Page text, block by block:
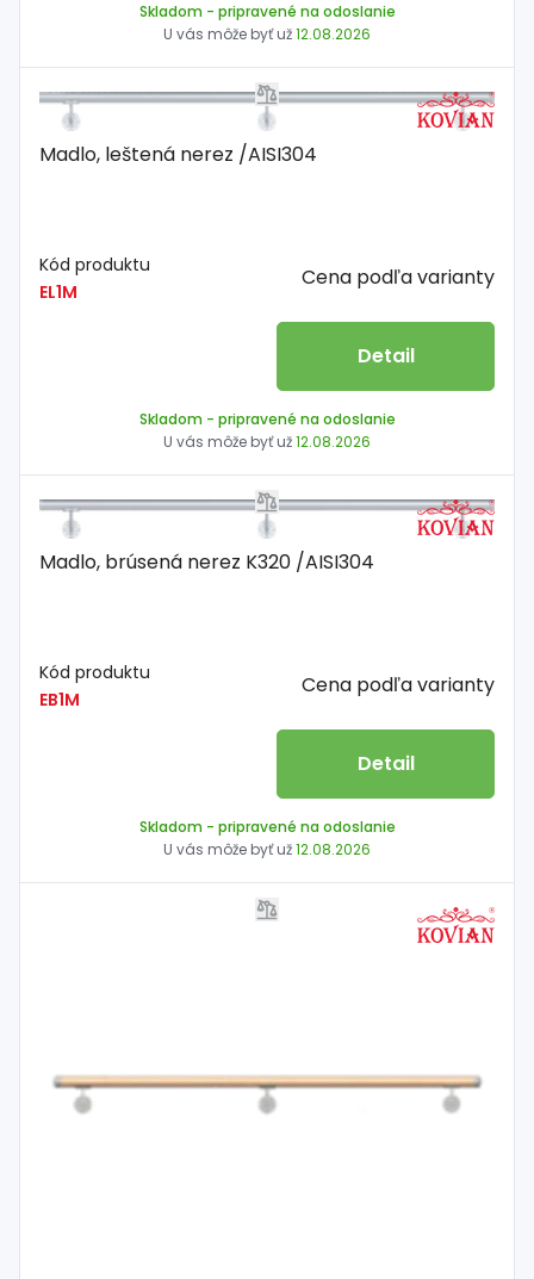
Skladom - pripravené na odoslanie
U vás môže byť už12.08.2026
Madlo, leštená nerez /AISI304
Kód produktu
EL1M
Cena podľa varianty
Detail
Skladom - pripravené na odoslanie
U vás môže byť už12.08.2026
Madlo, brúsená nerez K320 /AISI304
Kód produktu
EB1M
Cena podľa varianty
Detail
Skladom - pripravené na odoslanie
U vás môže byť už12.08.2026